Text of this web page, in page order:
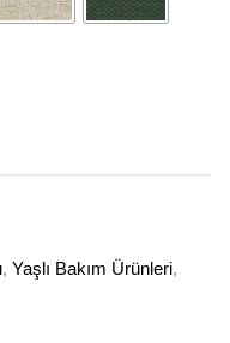
, Yaşlı Bakım Ürünleri,